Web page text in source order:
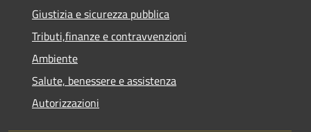
Giustizia e sicurezza pubblica
Tributi,finanze e contravvenzioni
Ambiente
Salute, benessere e assistenza
Autorizzazioni